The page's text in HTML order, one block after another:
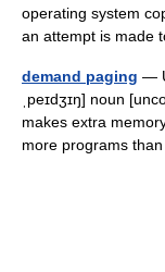
operating system
an attempt is
demand paging —
ˌpeɪdʒɪŋ] noun
makes extra
more programs